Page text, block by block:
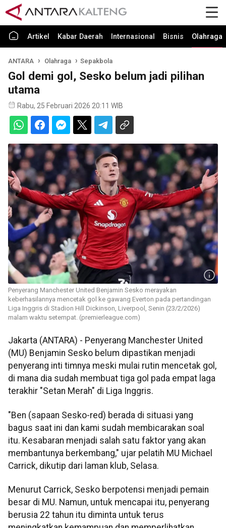
Artikel Kabar Daerah Internasional Bisnis Olahraga
ANTARA Olahraga Sepakbola
Gol demi gol, Sesko belum jadi pilihan
utama
Rabu, 25 Februari 2026 20:11 WIB
Penyerang Manchester United Benjamin Sesko merayakan
keberhasilannya mencetak gol ke gawang Everton pada pertandingan
Liga Inggris di Stadion Hill Dickinson, Liverpool, Senin (23/2/2026)
malam waktu setempat. (premierleague.com)
Jakarta (ANTARA) - Penyerang Manchester United
(MU) Benjamin Sesko belum dipastikan menjadi
penyerang inti timnya meski mulai rutin mencetak gol,
di mana dia sudah membuat tiga gol pada empat laga
terakhir "Setan Merah" di Liga Inggris.
"Ben (sapaan Sesko-red) berada di situasi yang
bagus saat ini dan kami sudah membicarakan soal
itu. Kesabaran menjadi salah satu faktor yang akan
membantunya berkembang," ujar pelatih MU Michael
Carrick, dikutip dari laman klub, Selasa.
Menurut Carrick, Sesko berpotensi menjadi pemain
besar di MU. Namun, untuk mencapai itu, penyerang
berusia 22 tahun itu diminta untuk terus